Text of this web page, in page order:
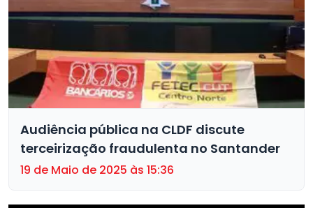
Audiência pública na CLDF discute
terceirização fraudulenta no Santander
19 de Maio de 2025 às 15:36